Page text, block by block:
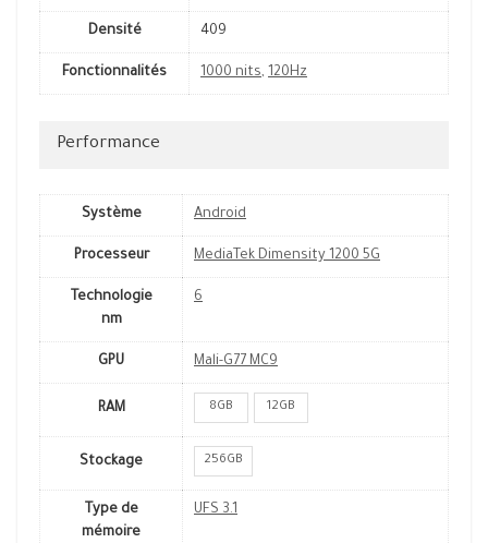
Densité 409
Fonctionnalités 1000 nits, 120Hz
Performance
Système Android
Processeur MediaTek Dimensity 1200 5G
Technologie
nm
6
GPU Mali-G77 MC9
RAM 8GB 12GB
Stockage 256GB
Type de
mémoire
UFS 3.1